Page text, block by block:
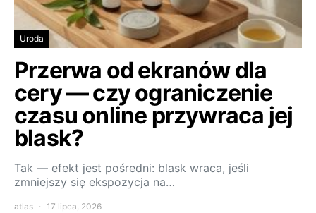
Uroda
Przerwa od ekranów dla
cery — czy ograniczenie
czasu online przywraca jej
blask?
Tak — efekt jest pośredni: blask wraca, jeśli
zmniejszy się ekspozycja na…
atlas 17 lipca, 2026